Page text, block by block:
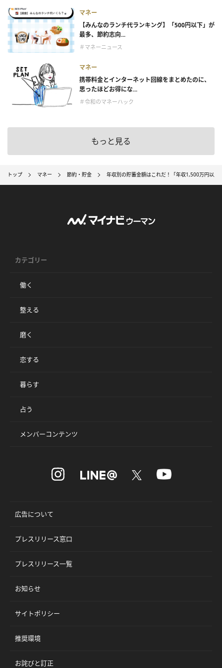
マネー
【みんなのランチ代ランキング】「500円以下」が
最多、節約志向...
＃マネーニュース
マネー
携帯料金とインターネット回線をまとめたのに、
思ったほどお得にな...
＃令和のマネーハック
もっと見る
トップ マネー 節約・貯金 年収別の貯蓄金額はこれだ！「年収1,500万円以
カテゴリー
働く
整える
磨く
恋する
暮らす
占う
メンバーコンテンツ
広告について
プレスリリース窓口
プレスリリース一覧
お知らせ
サイトポリシー
推奨環境
お詫びと訂正